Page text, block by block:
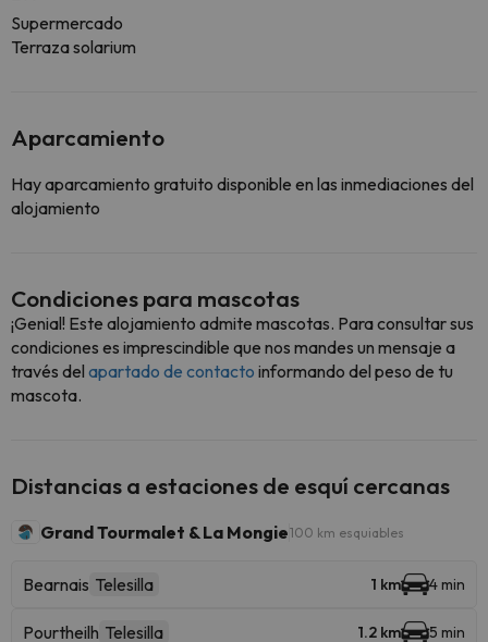
Supermercado
Terraza solarium
Aparcamiento
Hay aparcamiento gratuito disponible en las inmediaciones del
alojamiento
Condiciones para mascotas
¡Genial! Este alojamiento admite mascotas. Para consultar sus
condiciones es imprescindible que nos mandes un mensaje a
través del apartado de contacto informando del peso de tu
mascota.
Distancias a estaciones de esquí cercanas
Grand Tourmalet & La Mongie100 km esquiables
Bearnais Telesilla 1 km 4 min
Pourtheilh Telesilla 1.2 km 5 min